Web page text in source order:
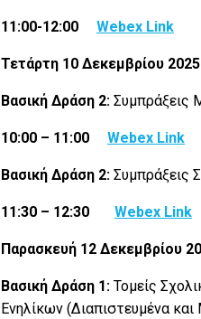
11:00-12:00 Webex Link
Τετάρτη 10 Δεκεμβρίου 2025
Βασική Δράση 2: Συμπράξεις
10:00 – 11:00 Webex Link
Βασική Δράση 2: Συμπράξεις
11:30 – 12:30 Webex Link
Παρασκευή 12 Δεκεμβρίου
Βασική Δράση 1: Τομείς
Ενηλίκων (Διαπιστευμένα